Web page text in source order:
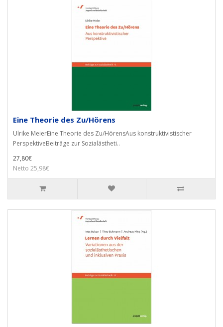
Eine Theorie des Zu/Hörens
Ulrike MeierEine Theorie des Zu/HörensAus konstruktivistischer
PerspektiveBeiträge zur Sozialästheti..
27,80€
Netto 25,98€